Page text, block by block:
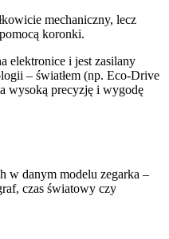
mechaniczny, lecz
koronki.
elektronice i jest zasilany
– światłem (np. Eco-Drive
wysoką precyzję i wygodę
w danym modelu zegarka –
czas światowy czy